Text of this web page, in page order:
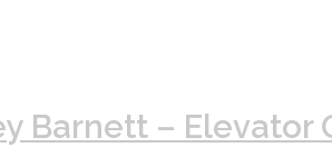
Barnett – Elevator